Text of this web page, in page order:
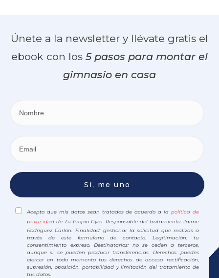
Únete a la newsletter y llévate gratis el
ebook con los 5 pasos para montar el
gimnasio en casa
Sí, me uno
Acepto que mis datos sean tratados de acuerdo a lapolítica de
privacidad de Tu Propio Gym. Responsable del tratamiento: Jaime
Rodríguez Carlón. Finalidad: gestionar la solicitud que realizas a
través de este formulario de contacto. Legitimación: tu
consentimiento expreso. Destinatarios: no se ceden a terceros,
aunque sí se pueden producir transferencias. Derechos: puedes
ejercer en todo momento tus derechos de acceso, rectificación,
supresión, oposición, portabilidad y limitación del tratamiento de
tus datos.